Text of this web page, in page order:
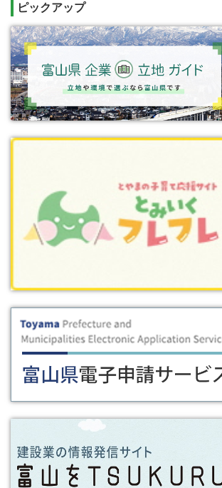
ピックアップ